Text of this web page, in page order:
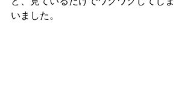
いました。